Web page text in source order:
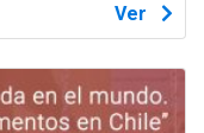
Ver